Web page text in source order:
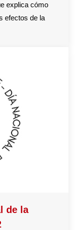
explica cómo
efectos de la
de la